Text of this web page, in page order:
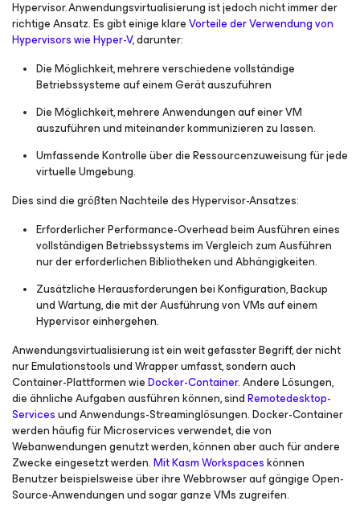
Hypervisor. Anwendungsvirtualisierung ist jedoch nicht immer der
richtige Ansatz. Es gibt einige klareVorteile der Verwendung von
Hypervisors wie Hyper-V, darunter:
Die Möglichkeit, mehrere verschiedene vollständige
Betriebssysteme auf einem Gerät auszuführen
Die Möglichkeit, mehrere Anwendungen auf einer VM
auszuführen und miteinander kommunizieren zu lassen.
Umfassende Kontrolle über die Ressourcenzuweisung für jede
virtuelle Umgebung.
Dies sind die größten Nachteile des Hypervisor-Ansatzes:
Erforderlicher Performance-Overhead beim Ausführen eines
vollständigen Betriebssystems im Vergleich zum Ausführen
nur der erforderlichen Bibliotheken und Abhängigkeiten.
Zusätzliche Herausforderungen bei Konfiguration, Backup
und Wartung, die mit der Ausführung von VMs auf einem
Hypervisor einhergehen.
Anwendungsvirtualisierung ist ein weit gefasster Begriff, der nicht
nur Emulationstools und Wrapper umfasst, sondern auch
Container-Plattformen wieDocker-Container. Andere Lösungen,
die ähnliche Aufgaben ausführen können, sindRemotedesktop-
Servicesund Anwendungs-Streaminglösungen. Docker-Container
werden häufig für Microservices verwendet, die von
Webanwendungen genutzt werden, können aber auch für andere
Zwecke eingesetzt werden.Mit Kasm Workspaceskönnen
Benutzer beispielsweise über ihre Webbrowser auf gängige Open-
Source-Anwendungen und sogar ganze VMs zugreifen.